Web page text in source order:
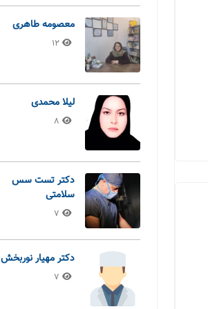
معصومه طاهری
12
لیلا محمدی
8
دکتر تست سس
سلامتی
7
دکتر مهیار نوربخش
7